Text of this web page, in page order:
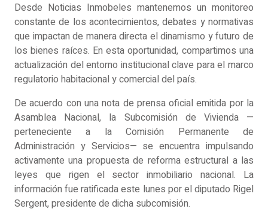
Desde Noticias Inmobeles mantenemos un monitoreo
constante de los acontecimientos, debates y normativas
que impactan de manera directa el dinamismo y futuro de
los bienes raíces. En esta oportunidad, compartimos una
actualización del entorno institucional clave para el marco
regulatorio habitacional y comercial del país.
De acuerdo con una nota de prensa oficial emitida por la
Asamblea Nacional, la Subcomisión de Vivienda —
perteneciente a la Comisión Permanente de
Administración y Servicios— se encuentra impulsando
activamente una propuesta de reforma estructural a las
leyes que rigen el sector inmobiliario nacional. La
información fue ratificada este lunes por el diputado Rigel
Sergent, presidente de dicha subcomisión.